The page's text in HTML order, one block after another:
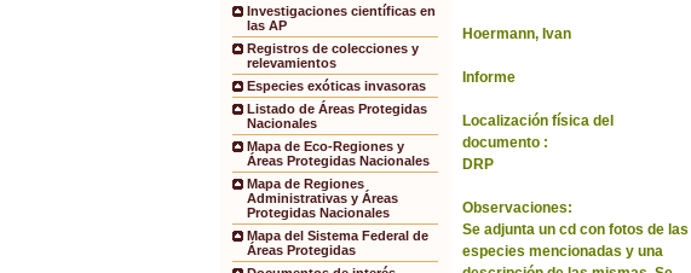
Investigaciones científicas en
las AP
Registros de colecciones y
relevamientos
Especies exóticas invasoras
Listado de Áreas Protegidas
Nacionales
Mapa de Eco-Regiones y
Áreas Protegidas Nacionales
Mapa de Regiones
Administrativas y Áreas
Protegidas Nacionales
Mapa del Sistema Federal de
Áreas Protegidas
Hoermann, Ivan
Informe
Localización física del
documento :
DRP
Observaciones:
Se adjunta un cd con fotos de las
especies mencionadas y una